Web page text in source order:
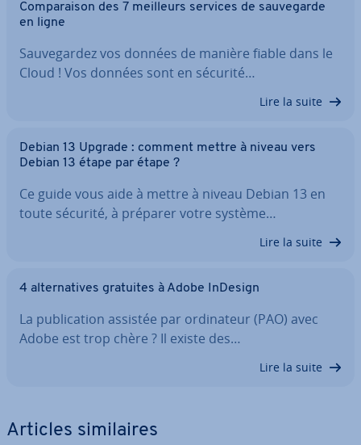
Com­pa­rai­son des 7 meilleurs services de sau­ve­garde
en ligne
Sau­ve­gar­dez vos données de manière fiable dans le
Cloud ! Vos données sont en sécurité…
Lire la suite
Debian 13 Upgrade : comment mettre à niveau vers
Debian 13 étape par étape ?
Ce guide vous aide à mettre à niveau Debian 13 en
toute sécurité, à préparer votre système…
Lire la suite
4 al­ter­na­tives gratuites à Adobe InDesign
La pu­bli­ca­tion assistée par or­di­na­teur (PAO) avec
Adobe est trop chère ? Il existe des…
Lire la suite
Articles si­mi­laires